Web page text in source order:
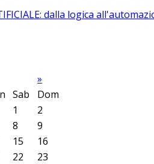
dalla logica
»
Sab
Dom
1
2
8
9
15
16
22
23